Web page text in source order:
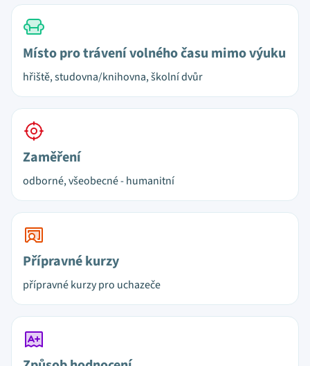
Místo pro trávení volného času mimo výuku
hřiště, studovna/knihovna, školní dvůr
Zaměření
odborné, všeobecné - humanitní
Přípravné kurzy
přípravné kurzy pro uchazeče